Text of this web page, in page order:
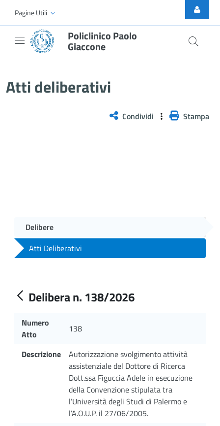
Skip to Main Content
Pagine Utili
Policlinico Paolo
Giaccone
Atti deliberativi
Condividi Stampa
Delibere
Atti Deliberativi
Delibera n. 138/2026
Numero
Atto
138
Descrizione
Autorizzazione svolgimento attività
assistenziale del Dottore di Ricerca
Dott.ssa Figuccia Adele in esecuzione
della Convenzione stipulata tra
l’Università degli Studi di Palermo e
l’A.O.U.P. il 27/06/2005.